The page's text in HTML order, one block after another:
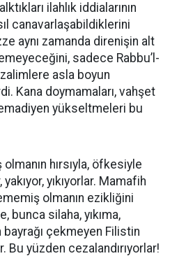
ilahlık iddialarının
canavarlaşabildiklerini
aynı zamanda direnişin alt
sadece Rabbu’l-
asla boyun
Kana doymamaları, vahşet
yükseltmeleri bu
hırsıyla, öfkesiyle
yıkıyorlar. Mamafih
olmanın ezikliğini
bunca silaha, yıkıma,
çekmeyen Filistin
Bu yüzden cezalandırıyorlar!